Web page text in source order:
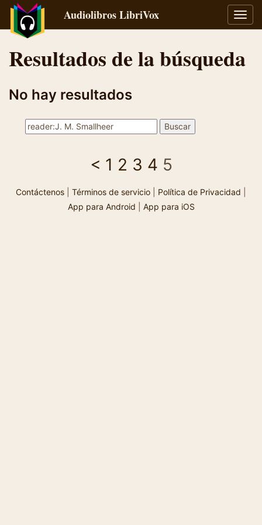
Audiolibros LibriVox
Resultados de la búsqueda
No hay resultados
< 1 2 3 4 5
Contáctenos Términos de servicio Política de Privacidad
App para Android
App para iOS